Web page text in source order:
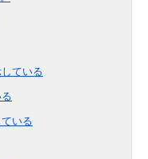
ている
いる